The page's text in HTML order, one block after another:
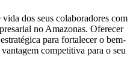
dos seus colaboradores com
no Amazonas. Oferecer
para fortalecer o bem-
competitiva para o seu